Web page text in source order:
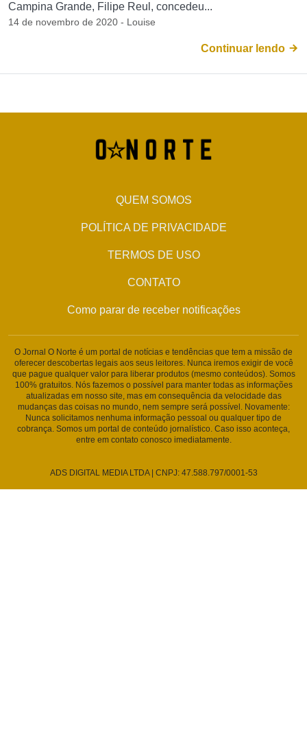
Campina Grande, Filipe Reul, concedeu...
14 de novembro de 2020 - Louise
Continuar lendo
QUEM SOMOS
POLÍTICA DE PRIVACIDADE
TERMOS DE USO
CONTATO
Como parar de receber notificações
O Jornal O Norte é um portal de notícias e tendências que tem a missão de
oferecer descobertas legais aos seus leitores. Nunca iremos exigir de você
que pague qualquer valor para liberar produtos (mesmo conteúdos). Somos
100% gratuitos. Nós fazemos o possível para manter todas as informações
atualizadas em nosso site, mas em consequência da velocidade das
mudanças das coisas no mundo, nem sempre será possível. Novamente:
Nunca solicitamos nenhuma informação pessoal ou qualquer tipo de
cobrança. Somos um portal de conteúdo jornalístico. Caso isso aconteça,
entre em contato conosco imediatamente.
ADS DIGITAL MEDIA LTDA | CNPJ: 47.588.797/0001-53